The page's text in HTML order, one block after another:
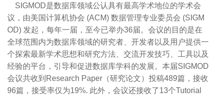
SIGMOD是数据库领域公认具有最高学术地位的学术会
议，由美国计算机协会 (ACM) 数据管理专业委员会 (SIGM
OD) 发起，每年一届，至今已举办36届。会议的目的是在
全球范围内为数据库领域的研究者、开发者以及用户提供一
个探索最新学术思想和研究方法、交流开发技巧、工具以及
经验的平台，引导和促进数据库学科的发展。本届SIGMOD
会议共收到Research Paper（研究论文）投稿489篇，接收
96篇，接受率仅为19%. 此外，会议还接收了13个Tutorial